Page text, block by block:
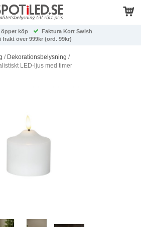
öppet köp
Faktura Kort Swish
frakt över 999kr (ord. 99kr)
/ Dekorationsbelysning /
LED-ljus med timer